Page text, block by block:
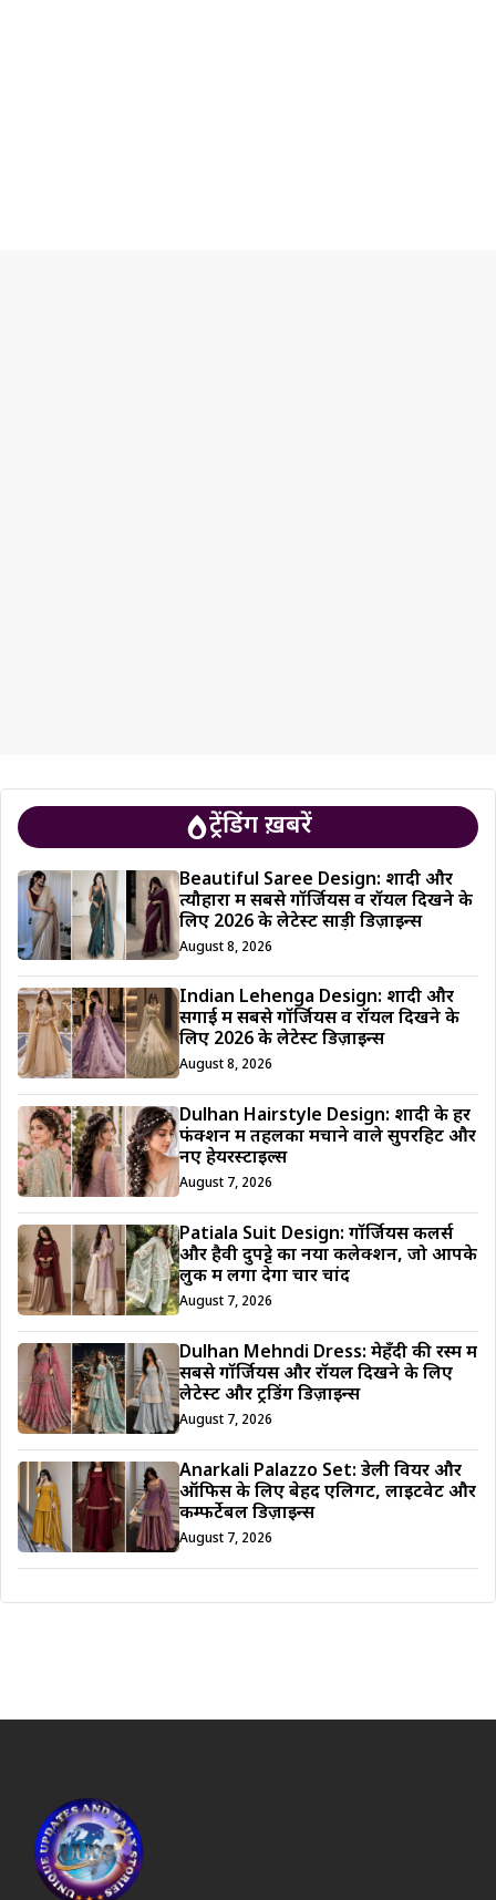
ट्रेंडिंग ख़बरें
Beautiful Saree Design: शादी और
त्यौहारों में सबसे गॉर्जियस व रॉयल दिखने के
लिए 2026 के लेटेस्ट साड़ी डिज़ाइन्स
August 8, 2026
Indian Lehenga Design: शादी और
सगाई में सबसे गॉर्जियस व रॉयल दिखने के
लिए 2026 के लेटेस्ट डिज़ाइन्स
August 8, 2026
Dulhan Hairstyle Design: शादी के हर
फंक्शन में तहलका मचाने वाले सुपरहिट और
नए हेयरस्टाइल्स
August 7, 2026
Patiala Suit Design: गॉर्जियस कलर्स
और हैवी दुपट्टे का नया कलेक्शन, जो आपके
लुक में लगा देगा चार चांद
August 7, 2026
Dulhan Mehndi Dress: मेहँदी की रस्म में
सबसे गॉर्जियस और रॉयल दिखने के लिए
लेटेस्ट और ट्रेंडिंग डिज़ाइन्स
August 7, 2026
Anarkali Palazzo Set: डेली वियर और
ऑफिस के लिए बेहद एलिगेंट, लाइटवेट और
कम्फर्टेबल डिज़ाइन्स
August 7, 2026